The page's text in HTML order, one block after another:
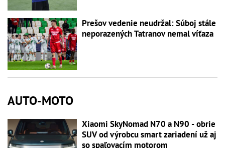
Prešov vedenie neudržal: Súboj stále
neporazených Tatranov nemal víťaza
AUTO-MOTO
Xiaomi SkyNomad N70 a N90 - obrie
SUV od výrobcu smart zariadení už aj
so spaľovacím motorom